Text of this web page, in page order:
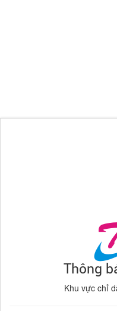
Thông
Khu vực chỉ